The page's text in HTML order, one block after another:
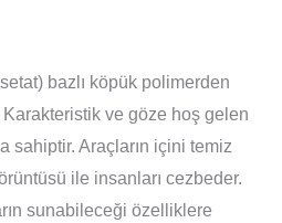
bazlı köpük polimerden
ve göze hoş gelen
sahiptir. Araçların içini temiz
ile insanları cezbeder.
sunabileceği özelliklere